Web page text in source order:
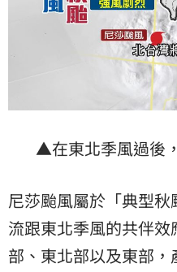
▲在東北季風過後
尼莎颱風屬於「典型
流跟東北季風的共伴
部、東北部以及東部，